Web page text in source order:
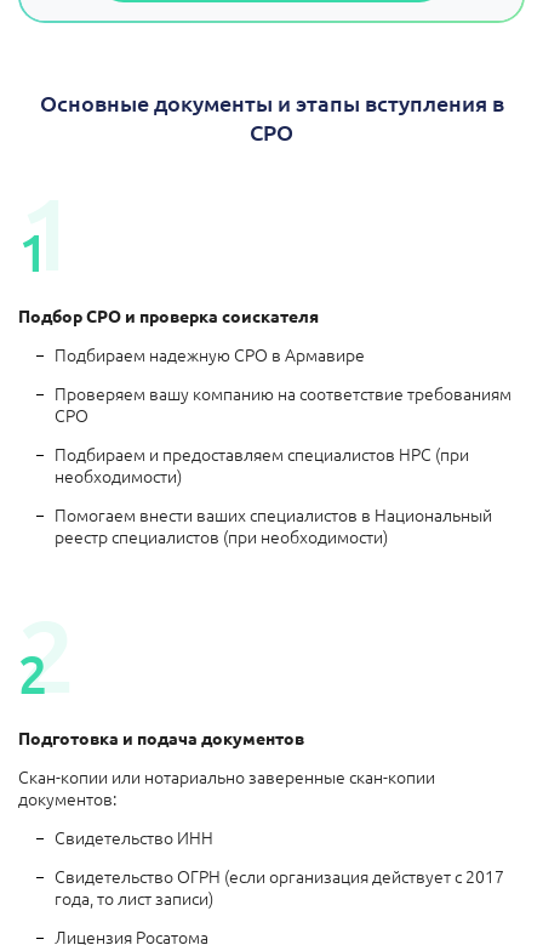
Основные документы и этапы вступления в
СРО
1
1
Подбор СРО и проверка соискателя
Подбираем надежную СРО в Армавире
Проверяем вашу компанию на соответствие требованиям
СРО
Подбираем и предоставляем специалистов НРС (при
необходимости)
Помогаем внести ваших специалистов в Национальный
реестр специалистов (при необходимости)
2
2
Подготовка и подача документов
Скан-копии или нотариально заверенные скан-копии
документов:
Свидетельство ИНН
Свидетельство ОГРН (если организация действует с 2017
года, то лист записи)
Лицензия Росатома